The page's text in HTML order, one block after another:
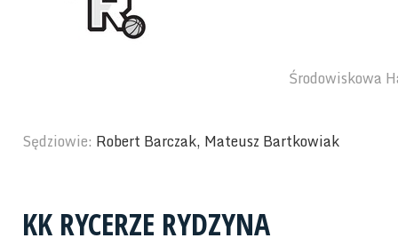
Środowiskowa
Sędziowie: Robert Barczak, Mateusz Bartkowiak
KK RYCERZE RYDZYNA